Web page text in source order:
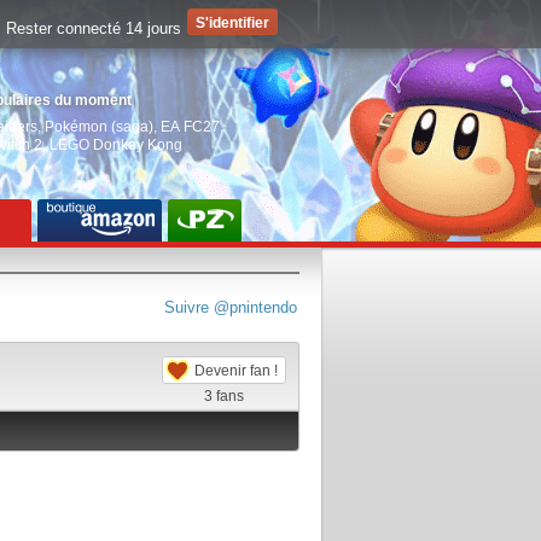
du moment
, Pokémon (saga) EA FC27,
2,LEGO Donkey Kong
Suivre @pnintendo
Devenir fan !
3 fans
Rester connecté 14 jours